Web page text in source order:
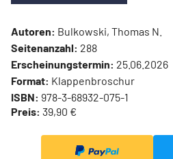
Autoren: Bulkowski, Thomas N.
Seitenanzahl: 288
Erscheinungstermin: 25.06.2026
Format: Klappenbroschur
ISBN: 978-3-68932-075-1
Preis: 39,90 €